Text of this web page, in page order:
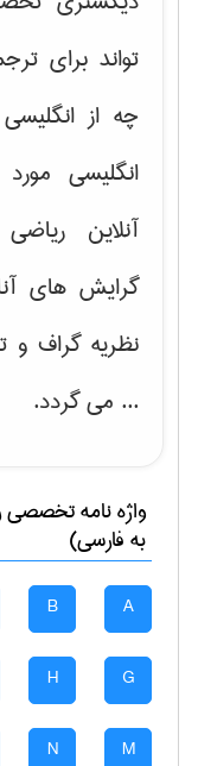
تواند برای
چه از
انگلیسی
آنلاین
گرایش های
نظریه گراف و
... می گردد.
واژه نامه تخصصی
به فارسی)
A
B
G
H
M
N